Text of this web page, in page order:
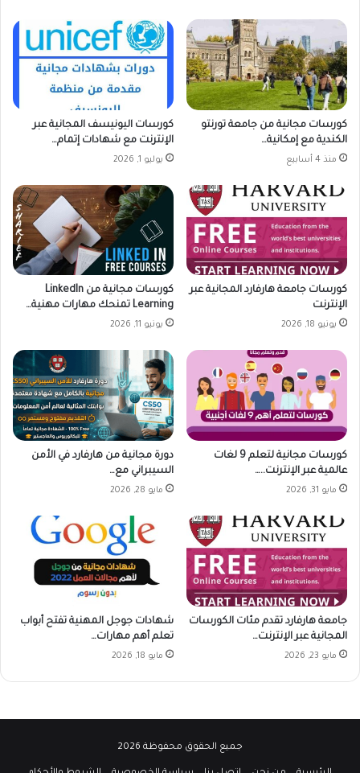
كورسات مجانية من جامعة تورنتو
الكندية مع إمكانية…
منذ 4 أسابيع
كورسات اليونيسف المجانية عبر
الإنترنت مع شهادات إتمام…
يوليو 1, 2026
كورسات جامعة هارفارد المجانية عبر
الإنترنت
يونيو 18, 2026
كورسات مجانية من LinkedIn
Learning تمنحك مهارات مهنية…
يونيو 11, 2026
كورسات مجانية لتعلم 9 لغات
عالمية عبر الإنترنت..…
مايو 31, 2026
دورة مجانية من هارفارد في الأمن
السيبراني مع…
مايو 28, 2026
جامعة هارفارد تقدم مئات الكورسات
المجانية عبر الإنترنت…
مايو 23, 2026
شهادات جوجل المهنية تفتح أبواب
تعلم أهم مهارات…
مايو 18, 2026
جميع الحقوق محفوظة 2026